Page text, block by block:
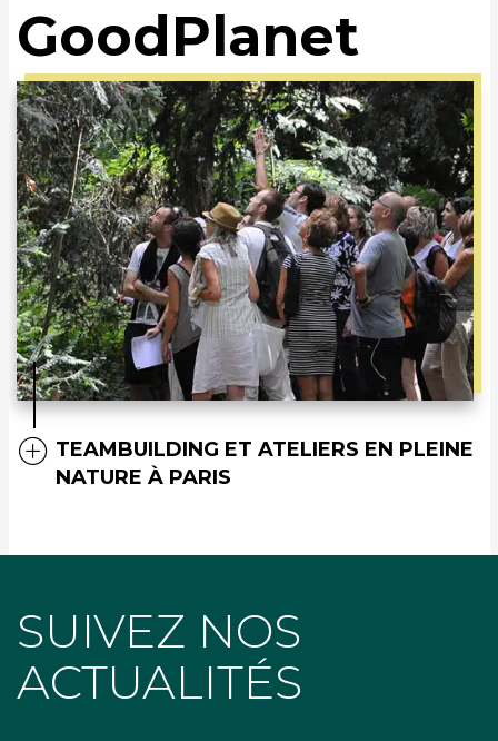
GoodPlanet
TEAMBUILDING ET ATELIERS EN PLEINE
NATURE À PARIS
SUIVEZ NOS
ACTUALITÉS